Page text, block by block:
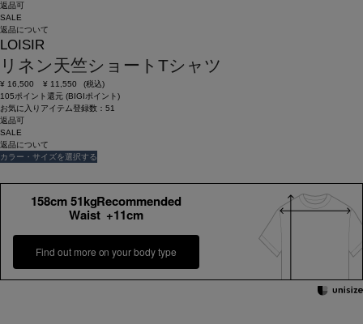
返品可
SALE
返品について
LOISIR
リネン天竺ショートTシャツ
¥ 16,500 ¥ 11,550
(税込)
105ポイント還元 (BIGIポイント)
お気に入りアイテム登録数： 51
返品可
SALE
返品について
カラー・サイズを選択する
158cm 51kgRecommended
Waist +11cm
Find out more on your body type